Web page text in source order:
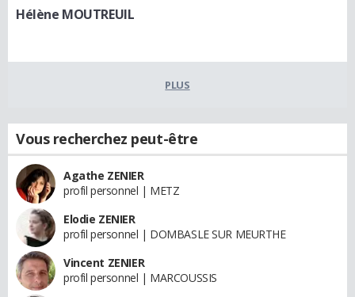
Hélène MOUTREUIL
PLUS
Vous recherchez peut-être
Agathe ZENIER
profil personnel | METZ
Elodie ZENIER
profil personnel | DOMBASLE SUR MEURTHE
Vincent ZENIER
profil personnel | MARCOUSSIS